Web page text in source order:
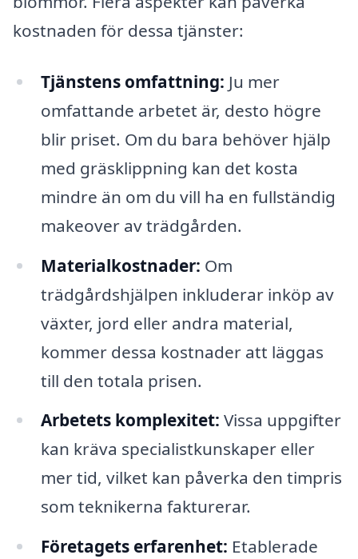
kostnaden för dessa tjänster:
Tjänstens omfattning: Ju mer
omfattande arbetet är, desto högre
blir priset. Om du bara behöver hjälp
med gräsklippning kan det kosta
mindre än om du vill ha en fullständig
makeover av trädgården.
Materialkostnader: Om
trädgårdshjälpen inkluderar inköp av
växter, jord eller andra material,
kommer dessa kostnader att läggas
till den totala prisen.
Arbetets komplexitet: Vissa uppgifter
kan kräva specialistkunskaper eller
mer tid, vilket kan påverka den timpris
som teknikerna fakturerar.
Företagets erfarenhet: Etablerade